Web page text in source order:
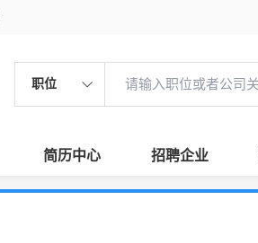
职位
简历中心 招聘企业